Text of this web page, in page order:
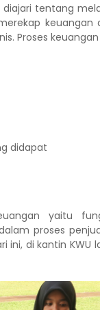
diajari tentang
keuangan
Proses
didapat
yaitu
proses
di kantin KWU